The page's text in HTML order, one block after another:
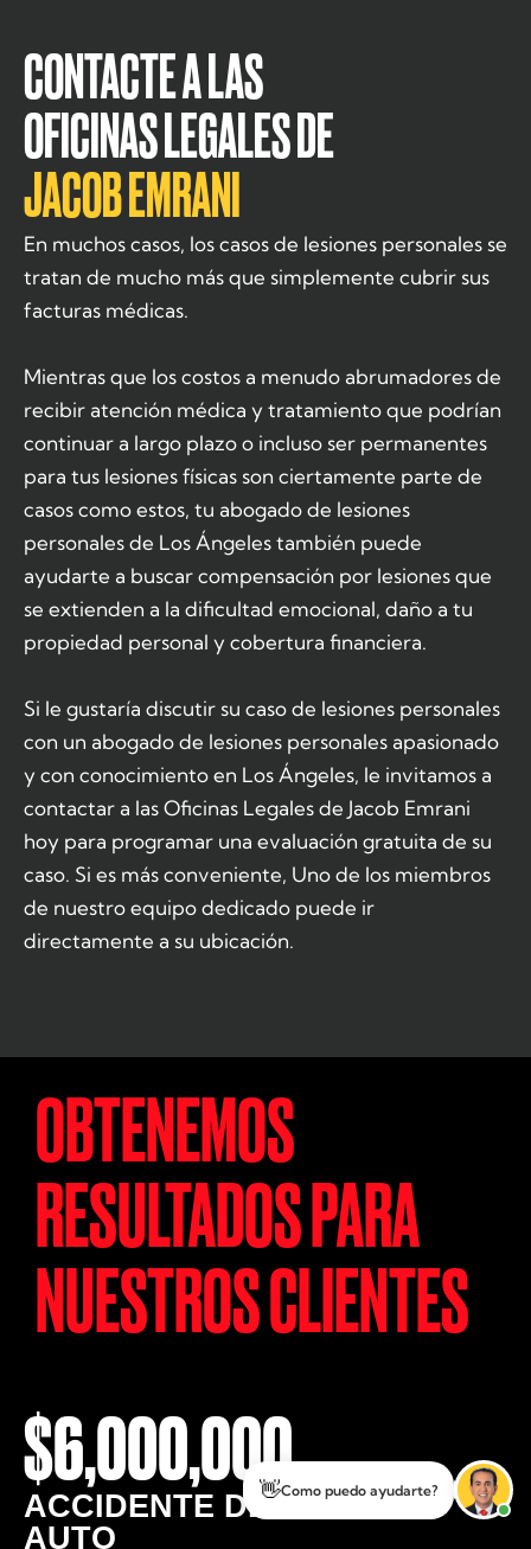
CONTACTE A LAS
OFICINAS LEGALES DE
JACOB EMRANI
En muchos casos, los casos de lesiones personales se
tratan de mucho más que simplemente cubrir sus
facturas médicas.
Mientras que los costos a menudo abrumadores de
recibir atención médica y tratamiento que podrían
continuar a largo plazo o incluso ser permanentes
para tus lesiones físicas son ciertamente parte de
casos como estos, tu abogado de lesiones
personales de Los Ángeles también puede
ayudarte a buscar compensación por lesiones que
se extienden a la dificultad emocional, daño a tu
propiedad personal y cobertura financiera.
Si le gustaría discutir su caso de lesiones personales
con un abogado de lesiones personales apasionado
y con conocimiento en Los Ángeles, le invitamos a
contactar a las Oficinas Legales de Jacob Emrani
hoy para programar una evaluación gratuita de su
caso. Si es más conveniente, Uno de los miembros
de nuestro equipo dedicado puede ir
directamente a su ubicación.
OBTENEMOS
RESULTADOS PARA
NUESTROS CLIENTES
$6,000,000
ACCIDENTE DE
AUTO
👋Como puedo ayudarte?